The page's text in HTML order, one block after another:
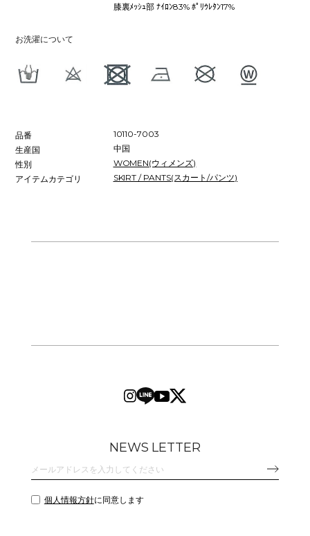
膝裏ﾒｯｼｭ部 ﾅｲﾛﾝ83% ﾎﾟﾘｳﾚﾀﾝ17%
お洗濯について
品番
10110-7003
生産国
中国
性別
WOMEN(ウィメンズ)
アイテムカテゴリ
SKIRT / PANTS(スカート/パンツ)
NEWS LETTER
個人情報方針に同意します